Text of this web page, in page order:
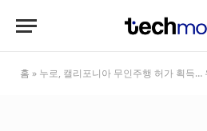
홈 » 누로, 캘리포니아 무인주행 허가 획득…